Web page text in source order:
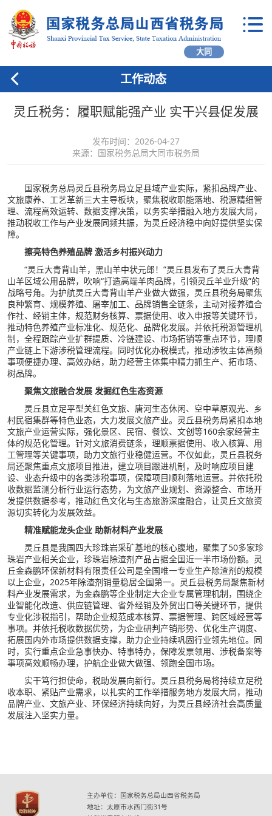
大同
工作动态
灵丘税务：履职赋能强产业 实干兴县促发展
发布时间：2026-04-27
来源：国家税务总局大同市税务局
国家税务总局灵丘县税务局立足县域产业实际，紧扣品牌产业、
文旅康养、工艺革新三大主导板块，聚焦税收职能落地、税源精细管
理、流程高效运转、数据支撑决策，以务实举措融入地方发展大局，
推动税收工作与产业发展同频共振，为灵丘经济稳中向好提供坚实保
障。
擦亮特色养殖品牌 激活乡村振兴动力
“灵丘大青背山羊，黑山羊中状元郎！”灵丘县发布了灵丘大青背
山羊区域公用品牌，吹响“打造高端羊肉品牌，引领灵丘羊业升级”的
战略号角。为护航灵丘大青背山羊产业做大做强，灵丘县税务局聚焦
良种繁育、规模养殖、屠宰加工、品牌销售全链条，主动对接养殖合
作社、经销主体，规范财务核算、票据使用、收入申报等关键环节，
推动特色养殖产业标准化、规范化、品牌化发展。并依托税源管理机
制，全程跟踪产业扩群提质、冷链建设、市场拓销等重点环节，理顺
产业链上下游涉税管理流程。同时优化办税模式，推动涉牧主体高频
事项便捷办理、高效办结，助力经营主体集中精力抓生产、拓市场、
树品牌。
聚焦文旅融合发展 发掘红色生态资源
灵丘县立足平型关红色文旅、唐河生态休闲、空中草原观光、乡
村民宿集群等特色业态，大力发展文旅产业。灵丘县税务局紧扣本地
文旅产业运营实际，强化景区、民宿、餐饮、文创等160余家经营主
体的规范化管理。针对文旅消费链条，理顺票据使用、收入核算、用
工管理等关键事项，助力文旅行业稳健运营。不仅如此，灵丘县税务
局还聚焦重点文旅项目推进，建立项目跟进机制，及时响应项目建
设、业态升级中的各类涉税事项，保障项目顺利落地运营。并依托税
收数据监测分析行业运行态势，为文旅产业规划、资源整合、市场开
发提供数据参考，推动红色文化与生态旅游深度融合，让灵丘文旅资
源切实转化为发展效益。
精准赋能龙头企业 助新材料产业发展
灵丘县是我国四大珍珠岩采矿基地的核心腹地，聚集了50多家珍
珠岩产业相关企业，珍珠岩除渣剂产品占据全国近一半市场份额。灵
丘金森鹏环保新材料有限责任公司是全国唯一专业生产除渣剂的规模
以上企业，2025年除渣剂销量稳居全国第一。灵丘县税务局聚焦新材
料产业发展需求，为金森鹏等企业制定大企业专属管理机制，围绕企
业智能化改造、供应链管理、省外经销及外贸出口等关键环节，提供
专业化涉税指引，帮助企业规范成本核算、票据管理、跨区域经营等
事项。并依托税收数据优势，为企业研判产销形势、优化生产调度、
拓展国内外市场提供数据支撑，助力企业持续巩固行业领先地位。同
时，实行重点企业急事快办、特事特办，保障发票领用、涉税备案等
事项高效顺畅办理，护航企业做大做强、领跑全国市场。
实干笃行担使命，税助发展向新行。灵丘县税务局将持续立足税
收本职、紧贴产业需求，以扎实的工作举措服务地方发展大局，推动
品牌产业、文旅产业、环保经济持续向好，为灵丘县经济社会高质量
发展注入坚实力量。
主办单位：国家税务总局山西省税务局
地址：太原市水西门街31号